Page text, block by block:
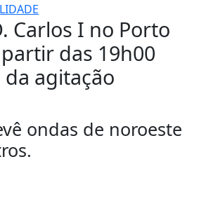
Carlos I no Porto
das 19h00
agitação
ondas de noroeste